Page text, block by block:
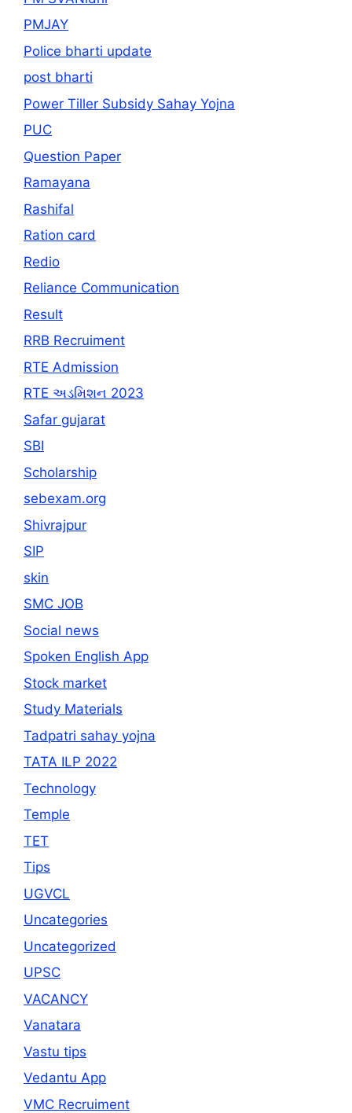
PMJAY
Police bharti update
post bharti
Power Tiller Subsidy Sahay Yojna
PUC
Question Paper
Ramayana
Rashifal
Ration card
Redio
Reliance Communication
Result
RRB Recruiment
RTE Admission
RTE અડમિશન 2023
Safar gujarat
SBI
Scholarship
sebexam.org
Shivrajpur
SIP
skin
SMC JOB
Social news
Spoken English App
Stock market
Study Materials
Tadpatri sahay yojna
TATA ILP 2022
Technology
Temple
TET
Tips
UGVCL
Uncategories
Uncategorized
UPSC
VACANCY
Vanatara
Vastu tips
Vedantu App
VMC Recruiment